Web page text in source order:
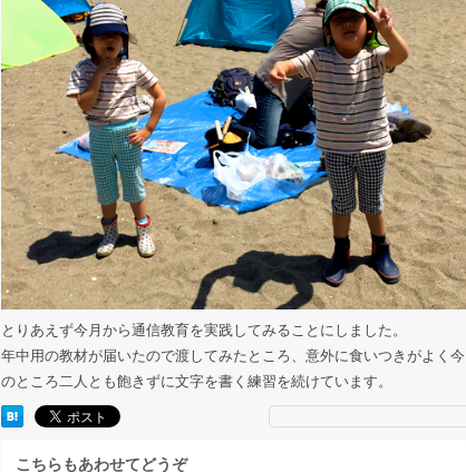
とりあえず今月から通信教育を実践してみることにしました。
年中用の教材が届いたので渡してみたところ、意外に食いつきがよく今
のところ二人とも飽きずに文字を書く練習を続けています。
こちらもあわせてどうぞ